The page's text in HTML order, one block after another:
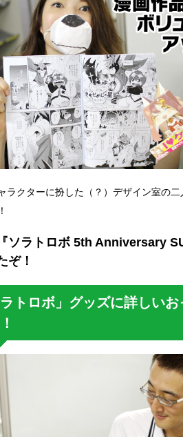
ラクターに扮した（？）デザイン室の
ソラトロボ 5th Anniversary
ぞ！
ラトロボ」グッズに詳しい